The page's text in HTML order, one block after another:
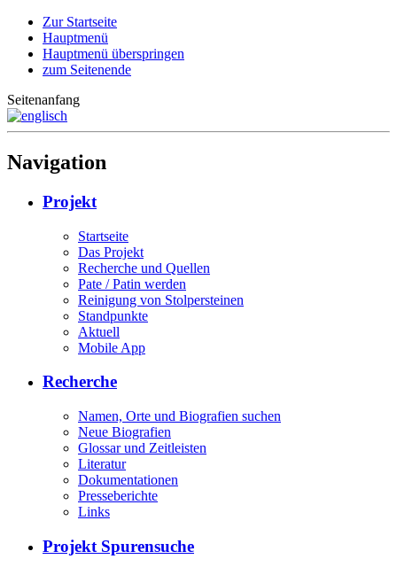
Zur Startseite
Hauptmenü
Hauptmenü überspringen
zum Seitenende
Seitenanfang
Navigation
Projekt
Startseite
Das Projekt
Recherche und Quellen
Pate / Patin werden
Reinigung von Stolpersteinen
Standpunkte
Aktuell
Mobile App
Recherche
Namen, Orte und Biografien suchen
Neue Biografien
Glossar und Zeitleisten
Literatur
Dokumentationen
Presseberichte
Links
Projekt Spurensuche